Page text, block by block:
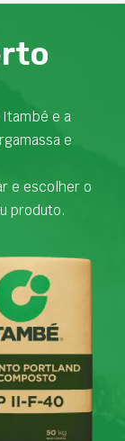
e a
e
e escolher o
produto.